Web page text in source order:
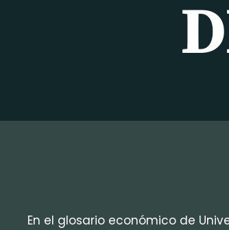
En el glosario económico de